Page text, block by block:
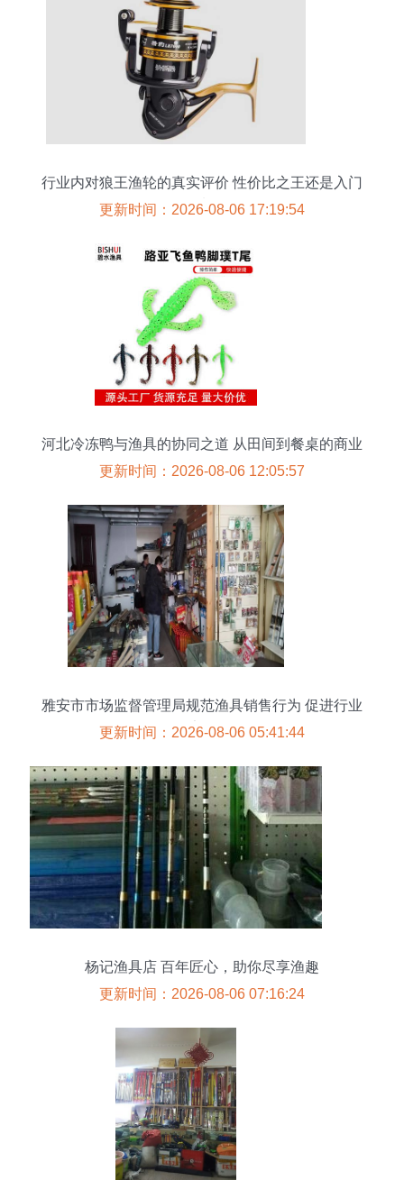
行业内对狼王渔轮的真实评价 性价比之王还是入门
首选？
更新时间：2026-08-06 17:19:54
河北冷冻鸭与渔具的协同之道 从田间到餐桌的商业
逻辑
更新时间：2026-08-06 12:05:57
雅安市市场监督管理局规范渔具销售行为 促进行业
健康发展
更新时间：2026-08-06 05:41:44
杨记渔具店 百年匠心，助你尽享渔趣
更新时间：2026-08-06 07:16:24